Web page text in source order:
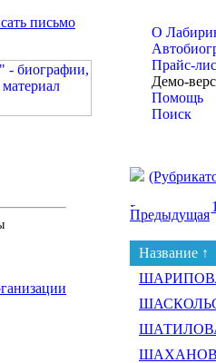
письмо
О
Прайс-
Демо-
Помощь
Поиск
Предыдущая
Название ↑
ШАТИЛОВА
ШАХАНОВ